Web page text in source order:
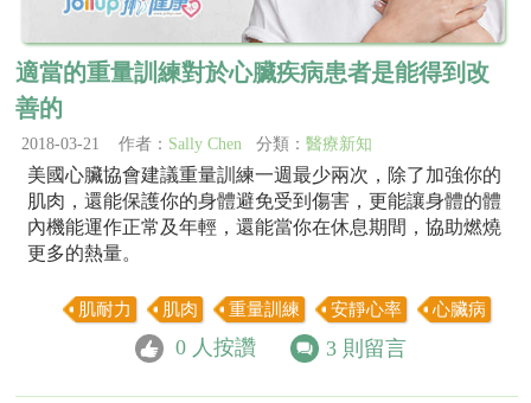
適當的重量訓練對於心臟疾病患者是能得到改
善的
2018-03-21 作者： Sally Chen 分類： 醫療新知
美國心臟協會建議重量訓練一週最少兩次，除了加強你的
肌肉，還能保護你的身體避免受到傷害，更能讓身體的體
內機能運作正常及年輕，還能當你在休息期間，協助燃燒
更多的熱量。
肌耐力 肌肉 重量訓練 安靜心率 心臟病
0 人按讚 3 則留言